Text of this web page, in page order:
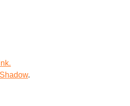
Shadow.